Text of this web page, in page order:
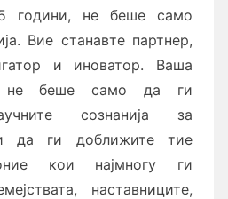
години, не беше само
Вие станавте партнер,
и иноватор. Ваша
не беше само да ги
сознанија за
да ги доближите тие
кои најмногу ги
наставниците,